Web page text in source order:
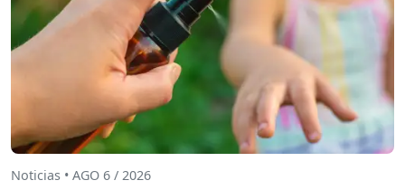
Noticias • AGO 6 / 2026